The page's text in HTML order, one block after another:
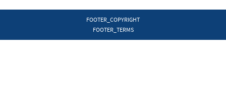
FOOTER_COPYRIGHT
FOOTER_TERMS